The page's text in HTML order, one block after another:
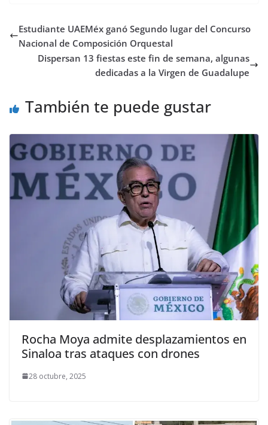
Estudiante UAEMéx ganó Segundo lugar del Concurso
Nacional de Composición Orquestal
Dispersan 13 fiestas este fin de semana, algunas
dedicadas a la Virgen de Guadalupe
También te puede gustar
Rocha Moya admite desplazamientos en
Sinaloa tras ataques con drones
28 octubre, 2025